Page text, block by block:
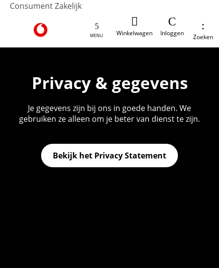
ConsumentZakelijk
Ga naar de Vodafone homepage
MENU Winkelwagen Inloggen Zoeken
Privacy & gegevens
Je gegevens zijn bij ons in goede handen. We
gebruiken ze alleen om je beter van dienst te zijn.
Bekijk het Privacy Statement